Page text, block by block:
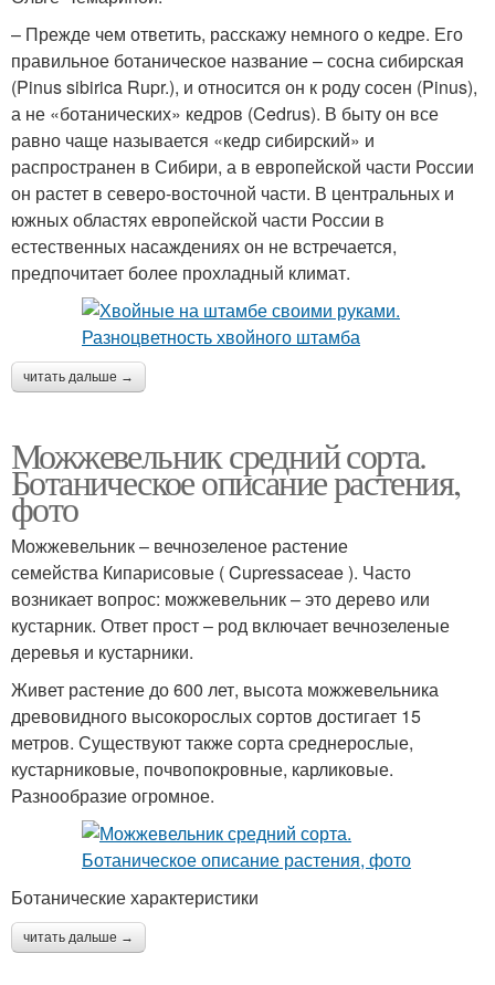
– Прежде чем ответить, расскажу немного о кедре. Его
правильное ботаническое название – сосна сибирская
(Pinus sibirica Rupr.), и относится он к роду сосен (Pinus),
а не «ботанических» кедров (Cedrus). В быту он все
равно чаще называется «кедр сибирский» и
распространен в Сибири, а в европейской части России
он растет в северо-восточной части. В центральных и
южных областях европейской части России в
естественных насаждениях он не встречается,
предпочитает более прохладный климат.
читать дальше →
Можжевельник средний сорта.
Ботаническое описание растения,
фото
Можжевельник – вечнозеленое растение
семейства Кипарисовые ( Cupressaceae ). Часто
возникает вопрос: можжевельник – это дерево или
кустарник. Ответ прост – род включает вечнозеленые
деревья и кустарники.
Живет растение до 600 лет, высота можжевельника
древовидного высокорослых сортов достигает 15
метров. Существуют также сорта среднерослые,
кустарниковые, почвопокровные, карликовые.
Разнообразие огромное.
Ботанические характеристики
читать дальше →